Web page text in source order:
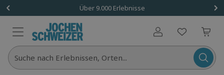
Über 9.000 Erlebnisse
Benutzerkonto
Suche nach Erlebnissen, Orten...